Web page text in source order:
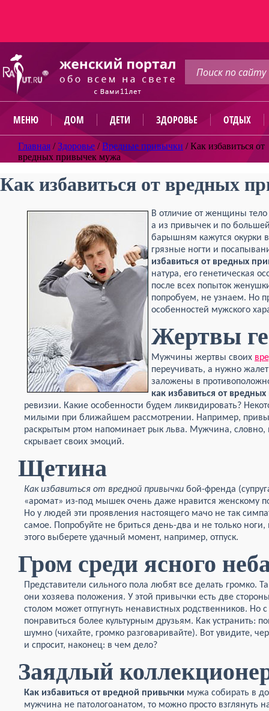
МЕНЮ ДОМ ДЕТИ ЗДОРОВЬЕ ОТДЫХ
Главная /Здоровье /Вредные привычки /Как избавиться от
вредных привычек мужа
Как избавиться от вредных
В отличие от женщины
а из привычек и по
барышням кажутся окурки
грязные ногти и
избавиться от вредных
натура, его генетическая
после всех попыток
попробуем, не узнаем. Но
особенностей мужского
Жертвы
Мужчины жертвы своих
переучивать, а нужно
заложены в
как избавиться от
ревизии. Какие особенности будем ликвидировать?
милыми при ближайшем рассмотрении. Например,
раскрытым ртом напоминает рык льва. Мужчина, словно,
скрывает своих эмоций.
Щетина
Как избавиться от вредной привычки бой-френда
«аромат» из-под мышек очень даже нравится женскому
Но у людей эти проявления настоящего мачо не так
самое. Попробуйте не бриться день-два и не только
этого выберете удачный момент, например, отпуск.
Гром среди ясного
Представители сильного пола любят все делать громко.
они хозяева положения. У этой привычки есть две
столом может отпугнуть ненавистных родственников. Но
понравиться более культурным друзьям. Как устранить:
шумно (чихайте, громко разговаривайте). Вот увидите,
и спросит, наконец: в чем дело?
Заядлый
Как избавиться от вредной привычки мужа собирать в
мужчина не патологоанатом, то можно просто взглянуть